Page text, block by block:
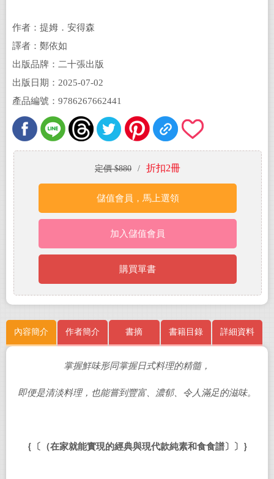
作者：提姆．安得森
譯者：鄭依如
出版品牌：二十張出版
出版日期：2025-07-02
產品編號：9786267662441
定價 $880 / 折扣2冊
儲值會員，馬上選領
加入儲值會員
購買單書
內容簡介 作者簡介 書摘 書籍目錄 詳細資料
掌握鮮味形同掌握日式料理的精髓，
即便是清淡料理，也能嘗到豐富、濃郁、令人滿足的滋味。
｛〔（在家就能實現的經典與現代款純素和食食譜〕〕｝